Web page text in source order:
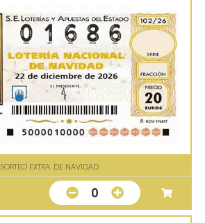
SORTEO EXTRA. DE NAVIDAD
0